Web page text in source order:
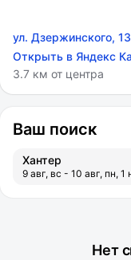
ул. Дзержинского,
Открыть в Яндекс
3.7 км от центра
Ваш поиск
Хантер
9 авг, вс - 10 авг, пн, 1
Нет